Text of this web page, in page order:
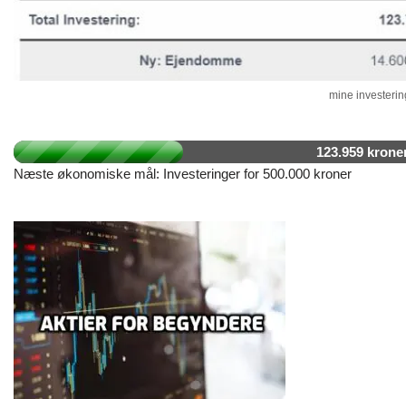
mine
123.959
Næste økonomiske mål: Investeringer for 500.000 kroner